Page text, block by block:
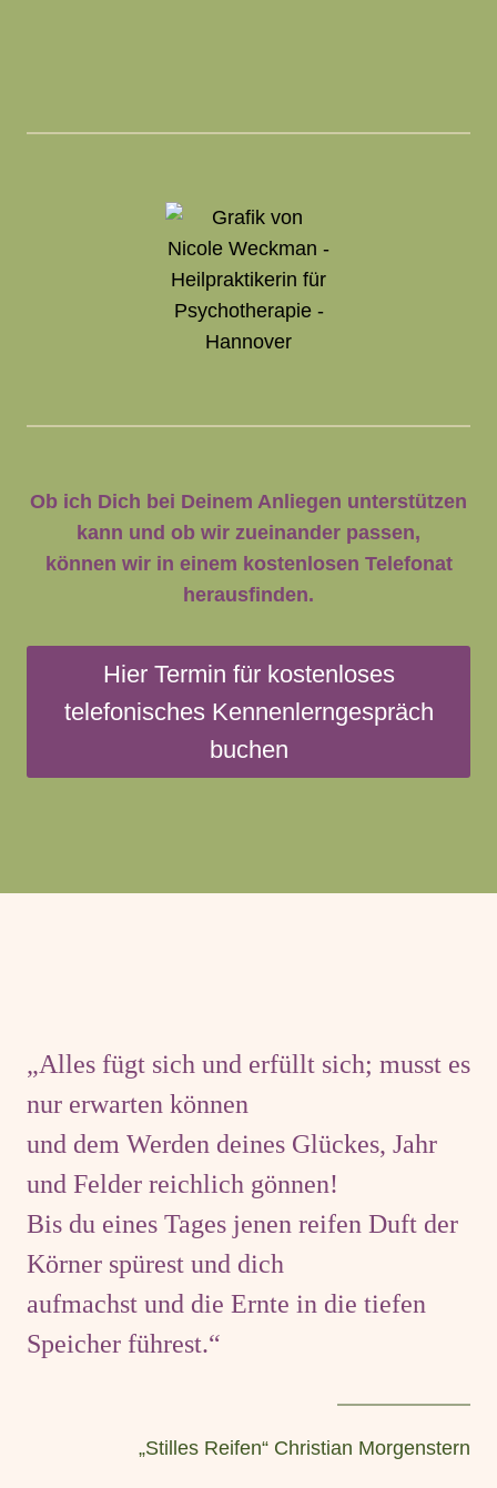
Ob ich Dich bei Deinem Anliegen unterstützen
kann und ob wir zueinander passen,
können wir in einem kostenlosen Telefonat
herausfinden.
Hier Termin für kostenloses
telefonisches Kennenlerngespräch
buchen
„Alles fügt sich und erfüllt sich; musst es
nur erwarten können
und dem Werden deines Glückes, Jahr
und Felder reichlich gönnen!
Bis du eines Tages jenen reifen Duft der
Körner spürest und dich
aufmachst und die Ernte in die tiefen
Speicher führest.“
„Stilles Reifen“ Christian Morgenstern